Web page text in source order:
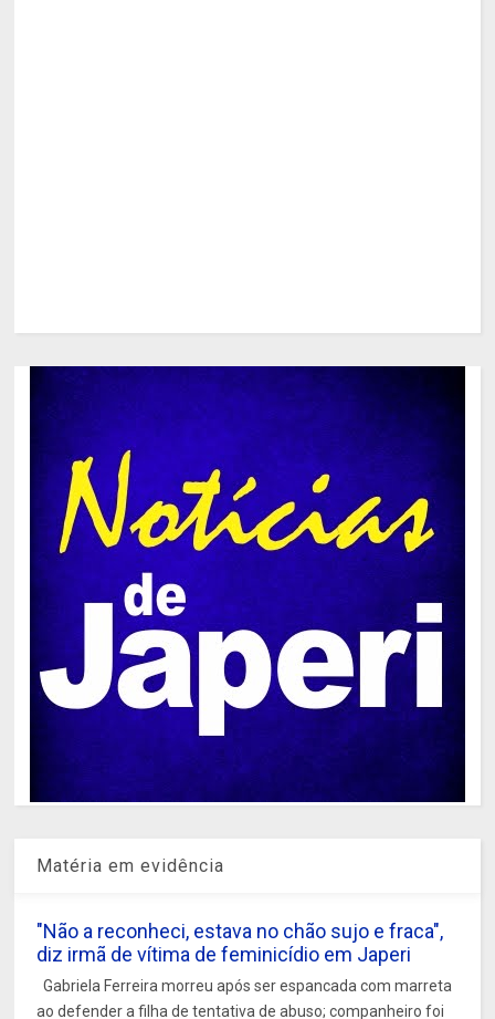
Matéria em evidência
"Não a reconheci, estava no chão sujo e fraca",
diz irmã de vítima de feminicídio em Japeri
Gabriela Ferreira morreu após ser espancada com marreta
ao defender a filha de tentativa de abuso; companheiro foi